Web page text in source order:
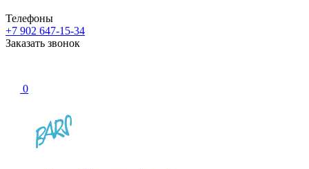
Телефоны
+7 902 647-15-34
Заказать звонок
0